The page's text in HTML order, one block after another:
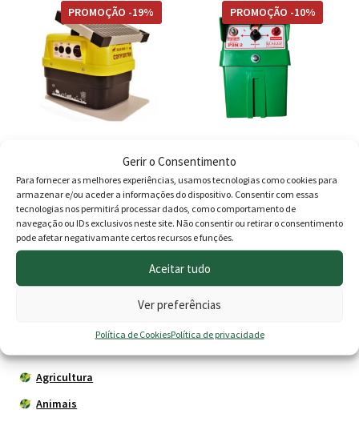
Gerir o Consentimento
Para fornecer as melhores experiências, usamos tecnologias como cookies para
armazenar e/ou aceder a informações do dispositivo. Consentir com essas
tecnologias nos permitirá processar dados, como comportamento de
navegação ou IDs exclusivos neste site. Não consentir ou retirar o consentimento
pode afetar negativamante certos recursos e funções.
Aceitar tudo
Ver preferências
Política de CookiesPolítica de privacidade
era:
16.20 €.
era:
330.00 €.
solar 5000x
(Painel+Bateria)
PROMOÇÃO -19%
370.00€O
preço
original
370.00 €.
299.70€O
preço
atual
é:
299.70 €.
Quarzo (P9N)
PROMOÇÃO -10%
159.00€O
preço
original
159.00 €.
143.00€O
Agricultura
Animais